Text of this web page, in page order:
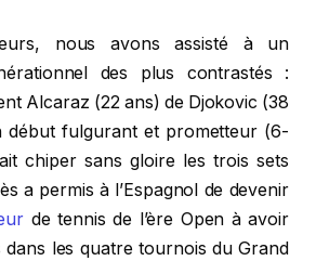
nous avons assisté à un
des plus contrastés :
Alcaraz (22 ans) de Djokovic (38
début fulgurant et prometteur (6-
chiper sans gloire les trois sets
a permis à l’Espagnol de devenir
de tennis de l’ère Open à avoir
dans les quatre tournois du Grand